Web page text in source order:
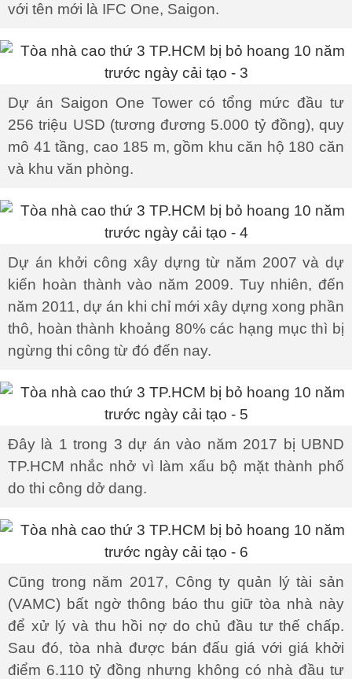
với tên mới là IFC One, Saigon.
Dự án Saigon One Tower có tổng mức đầu tư
256 triệu USD (tương đương 5.000 tỷ đồng), quy
mô 41 tầng, cao 185 m, gồm khu căn hộ 180 căn
và khu văn phòng.
Dự án khởi công xây dựng từ năm 2007 và dự
kiến hoàn thành vào năm 2009. Tuy nhiên, đến
năm 2011, dự án khi chỉ mới xây dựng xong phần
thô, hoàn thành khoảng 80% các hạng mục thì bị
ngừng thi công từ đó đến nay.
Đây là 1 trong 3 dự án vào năm 2017 bị UBND
TP.HCM nhắc nhở vì làm xấu bộ mặt thành phố
do thi công dở dang.
Cũng trong năm 2017, Công ty quản lý tài sản
(VAMC) bất ngờ thông báo thu giữ tòa nhà này
để xử lý và thu hồi nợ do chủ đầu tư thế chấp.
Sau đó, tòa nhà được bán đấu giá với giá khởi
điểm 6.110 tỷ đồng nhưng không có nhà đầu tư